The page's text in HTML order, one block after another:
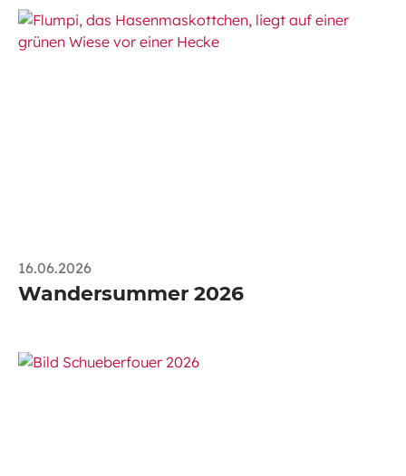
16.06.2026
Wandersummer 2026